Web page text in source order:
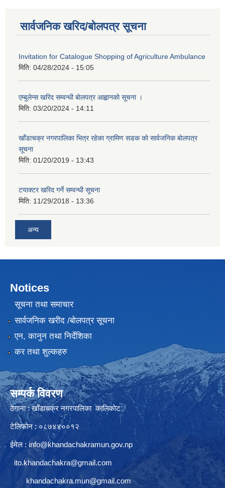
सार्वजनिक खरिद/बोलपत्र सूचना
Invitation for Catalogue Shopping of Agriculture Ambulance
मिति: 04/28/2024 - 15:05
एम्बुलेन्स खरिद सम्वन्धी बाेलपत्र आह्वानकाे सूचना ।
मिति: 03/20/2024 - 14:11
खाँडाचक्र नगरपालिका भित्र रहेका ग्रामिण सडक काे सार्वजनिक बाेलपत्र
सूचना
मिति: 01/20/2019 - 13:43
टयाक्टर खरिद गर्ने सम्वन्धी सूचना
मिति: 11/29/2018 - 13:36
अन्य
Notices
सूचना तथा समाचार
सार्वजनिक खरीद /बोलपत्र सूचना
एन, कानुन तथा निर्देशिका
कर तथा शुल्कहरु
सम्पर्क विवरण
ठेगाना : खाँडाचक्र नगरपालिका कालिकाेट
टेलिफोन : ०८७४४००१२
ईमेल : info@khandachakramun.gov.np
ito.khandachakra@gmail.com
khandachakra.mun@gmail.com